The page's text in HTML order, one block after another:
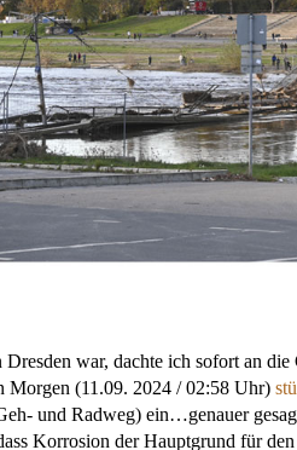
war, dachte ich sofort an
Morgen (11.09. 2024 / 02:58 Uhr)
und Radweg) ein…genauer
Korrosion der Hauptgrund für